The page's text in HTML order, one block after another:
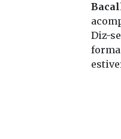
Diz-